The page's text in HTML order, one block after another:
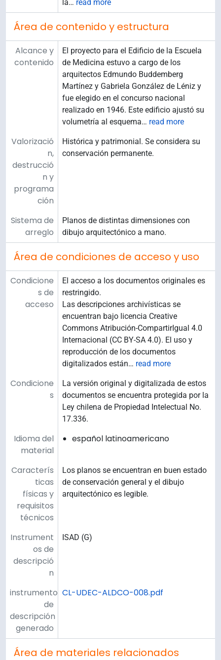
la… read more
Área de contenido y estructura
Alcance y
contenido
El proyecto para el Edificio de la Escuela
de Medicina estuvo a cargo de los
arquitectos Edmundo Buddemberg
Martínez y Gabriela González de Léniz y
fue elegido en el concurso nacional
realizado en 1946. Este edificio ajustó su
volumetría al esquema… read more
Valorizació
n,
destrucció
n y
programa
ción
Histórica y patrimonial. Se considera su
conservación permanente.
Sistema de
arreglo
Planos de distintas dimensiones con
dibujo arquitectónico a mano.
Área de condiciones de acceso y uso
Condicione
s de
acceso
El acceso a los documentos originales es
restringido.
Las descripciones archivísticas se
encuentran bajo licencia Creative
Commons Atribución-CompartirIgual 4.0
Internacional (CC BY-SA 4.0). El uso y
reproducción de los documentos
digitalizados están… read more
Condicione
s
La versión original y digitalizada de estos
documentos se encuentra protegida por la
Ley chilena de Propiedad Intelectual No.
17.336.
Idioma del
material
español latinoamericano
Caracterís
ticas
físicas y
requisitos
técnicos
Los planos se encuentran en buen estado
de conservación general y el dibujo
arquitectónico es legible.
Instrument
os de
descripció
n
ISAD (G)
instrumento
de
descripción
generado
CL-UDEC-ALDCO-008.pdf
Área de materiales relacionados